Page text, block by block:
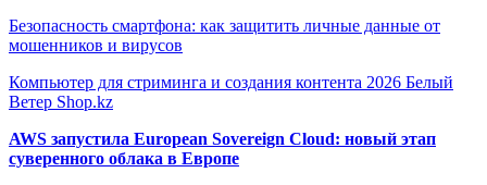
Безопасность смартфона: как защитить личные данные от
мошенников и вирусов
Компьютер для стриминга и создания контента 2026 Белый
Ветер Shop.kz
AWS запустила European Sovereign Cloud: новый этап
суверенного облака в Европе